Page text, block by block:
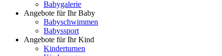
Babygalerie
Angebote für Ihr Baby
Babyschwimmen
Babyssport
Angebote für Ihr Kind
Kinderturnen